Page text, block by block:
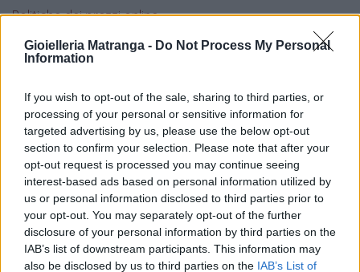
Gioielleria Matranga - Do Not Process My Personal
Information
If you wish to opt-out of the sale, sharing to third parties, or
processing of your personal or sensitive information for
targeted advertising by us, please use the below opt-out
section to confirm your selection. Please note that after your
opt-out request is processed you may continue seeing
interest-based ads based on personal information utilized by
us or personal information disclosed to third parties prior to
your opt-out. You may separately opt-out of the further
disclosure of your personal information by third parties on the
IAB’s list of downstream participants. This information may
also be disclosed by us to third parties on the IAB’s List of
Politiche dei prezzi online
iRef:93
Google
4.8
Basato su 408 reviews
Powered byLocalImpact
Garanzia di due annisui prodotti usati, verificati dal